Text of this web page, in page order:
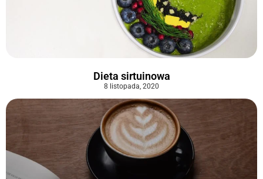
Dieta sirtuinowa
8 listopada, 2020